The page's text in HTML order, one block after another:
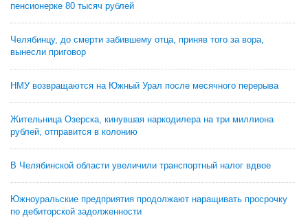
пенсионерке 80 тысяч рублей
Челябинцу, до смерти забившему отца, приняв того за вора,
вынесли приговор
НМУ возвращаются на Южный Урал после месячного перерыва
Жительница Озерска, кинувшая наркодилера на три миллиона
рублей, отправится в колонию
В Челябинской области увеличили транспортный налог вдвое
Южноуральские предприятия продолжают наращивать просрочку
по дебиторской задолженности